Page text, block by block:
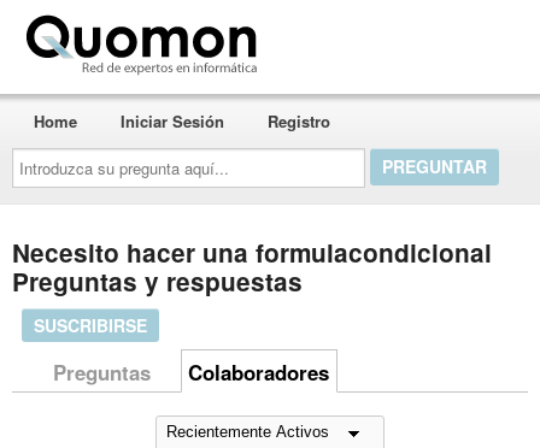
Introduzca
su
pregunta
aquí...
Home Iniciar Sesión Registro
Necesito hacer una formulacondicional
Preguntas y respuestas
SUSCRIBIRSE
Preguntas Colaboradores